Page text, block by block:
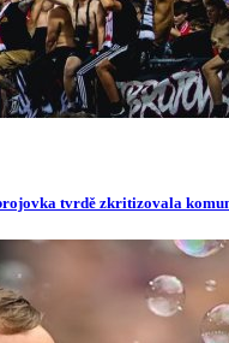
tvrdě zkritizovala